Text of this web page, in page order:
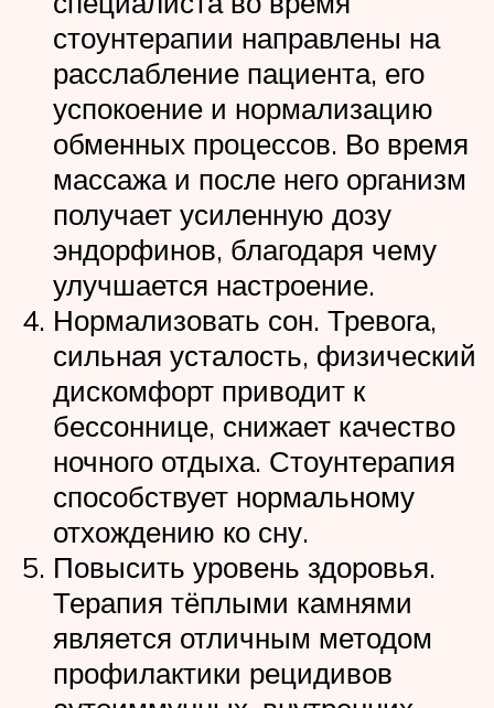
стоунтерапии направлены на
расслабление пациента, его
успокоение и нормализацию
обменных процессов. Во время
массажа и после него организм
получает усиленную дозу
эндорфинов, благодаря чему
улучшается настроение.
Нормализовать сон. Тревога,
сильная усталость, физический
дискомфорт приводит к
бессоннице, снижает качество
ночного отдыха. Стоунтерапия
способствует нормальному
отхождению ко сну.
Повысить уровень здоровья.
Терапия тёплыми камнями
является отличным методом
профилактики рецидивов